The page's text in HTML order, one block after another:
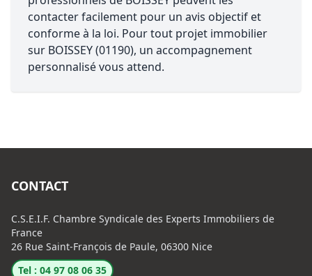
contacter facilement pour un avis objectif et
conforme à la loi. Pour tout projet immobilier
sur BOISSEY (01190), un accompagnement
personnalisé vous attend.
CONTACT
C.S.E.I.F. Chambre Syndicale des Experts Immobiliers de
France
26 Rue Saint-François de Paule, 06300 Nice
Tel : 04 97 08 06 35